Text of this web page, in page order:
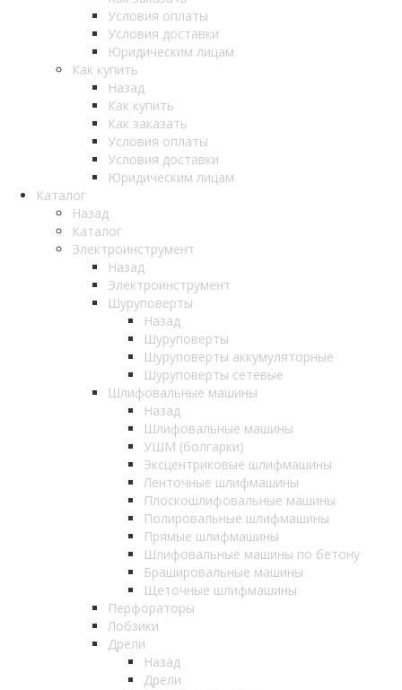
Условия оплаты
Условия доставки
Юридическим лицам
Как купить
Назад
Как купить
Как заказать
Условия оплаты
Условия доставки
Юридическим лицам
Каталог
Назад
Каталог
Электроинструмент
Назад
Электроинструмент
Шуруповерты
Назад
Шуруповерты
Шуруповерты аккумуляторные
Шуруповерты сетевые
Шлифовальные машины
Назад
Шлифовальные машины
УШМ (болгарки)
Эксцентриковые шлифмашины
Ленточные шлифмашины
Плоскошлифовальные машины
Полировальные шлифмашины
Прямые шлифмашины
Шлифовальные машины по бетону
Брашировальные машины
Щеточные шлифмашины
Перфораторы
Лобзики
Дрели
Назад
Дрели